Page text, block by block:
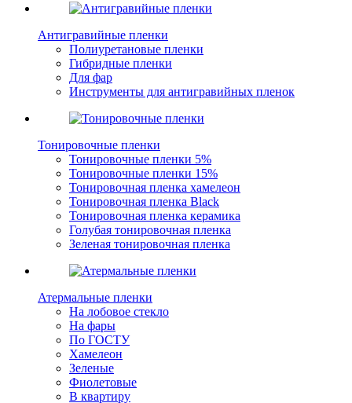
Антигравийные пленки
Полиуретановые пленки
Гибридные пленки
Для фар
Инструменты для антигравийных пленок
Тонировочные пленки
Тонировочные пленки 5%
Тонировочные пленки 15%
Тонировочная пленка хамелеон
Тонировочная пленка Black
Тонировочная пленка керамика
Голубая тонировочная пленка
Зеленая тонировочная пленка
Атермальные пленки
На лобовое стекло
На фары
По ГОСТУ
Хамелеон
Зеленые
Фиолетовые
В квартиру